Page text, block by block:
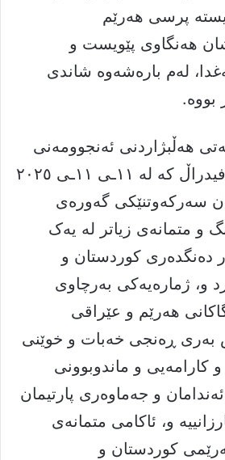
پرسى هەرێم
هەنگاوى پێویست و
لەم بارەشەوە شاندى
بووە.
هەڵبژاردنى ئەنجوومەنى
نوێنەرانى عێراقى فیدراڵ کە لە ١١ـی ١١ـی ٢٠٢٥
سەرکەوتنێکى گەورەى
و متمانەى زیاتر لە یەک
دەنگدەرى کوردستان و
و، ژمارەیەکى بەرچاوى
هەرێم و عێراقى
بەرى ڕەنجى خەبات و خوێنى
کارامەیى و ماندوبوونى
و جەماوەرى پارتیمان
و، ئاکامى متمانەى
کوردستان و